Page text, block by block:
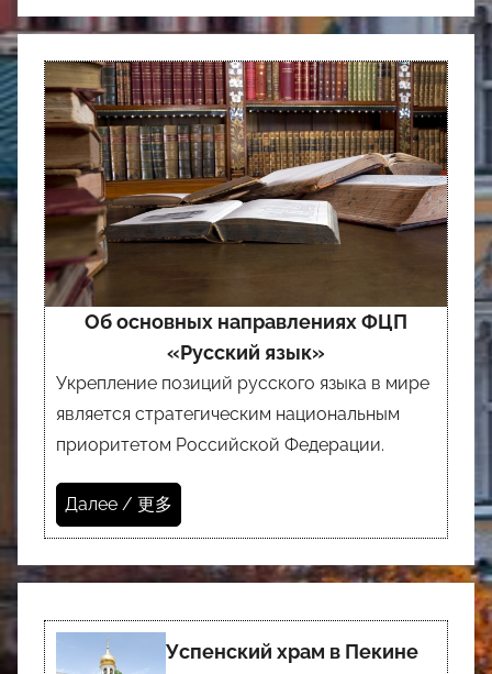
Об основных направлениях ФЦП
«Русский язык»
Укрепление позиций русского языка в мире
является стратегическим национальным
приоритетом Российской Федерации.
Далее / 更多
Успенский храм в Пекине